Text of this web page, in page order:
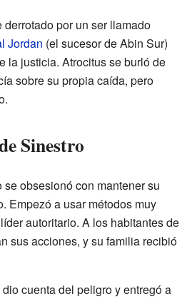
derrotado por un ser llamado
Jordan (el sucesor de Abin Sur)
la justicia. Atrocitus se burló de
sobre su propia caída, pero
Sinestro
obsesionó con mantener su
Empezó a usar métodos muy
autoritario. A los habitantes de
sus acciones, y su familia recibió
cuenta del peligro y entregó a